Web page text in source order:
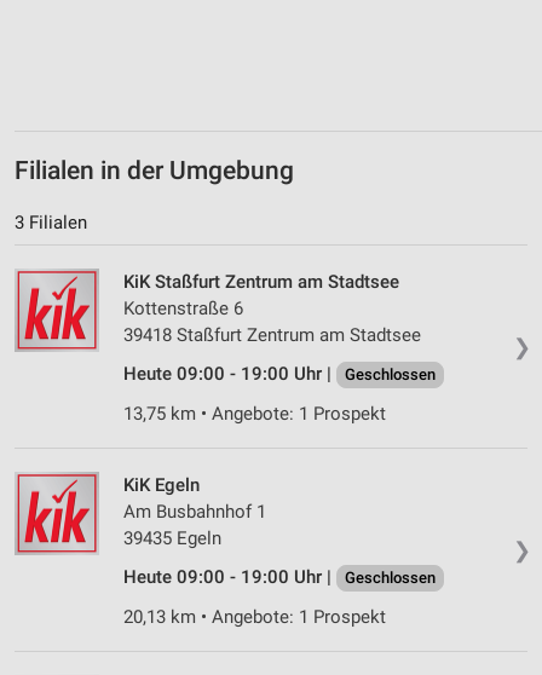
Filialen in der Umgebung
3 Filialen
❯
KiK Staßfurt Zentrum am Stadtsee
Kottenstraße 6
39418 Staßfurt Zentrum am Stadtsee
Heute 09:00 - 19:00 Uhr |
Geschlossen
13,75 km • Angebote: 1 Prospekt
❯
KiK Egeln
Am Busbahnhof 1
39435 Egeln
Heute 09:00 - 19:00 Uhr |
Geschlossen
20,13 km • Angebote: 1 Prospekt
Messung der Performance von Inhalten
Kombinationen von Daten aus verschiedenen
Entwicklung und Verbesserung der Angebote
Verwendung reduzierter Daten zur Auswahl von
IAB-Besonderheiten:
Geräte anhand von aktiv angeforderten
Informationen identifizieren
Nicht-IAB-Verarbeitungszwecke: